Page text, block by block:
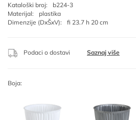
Kataloški broj:
b224-3
Materijal:
plastika
Dimenzije (DxŠxV):
fi 23.7 h 20 cm
Podaci o dostavi Saznaj više
Boja: